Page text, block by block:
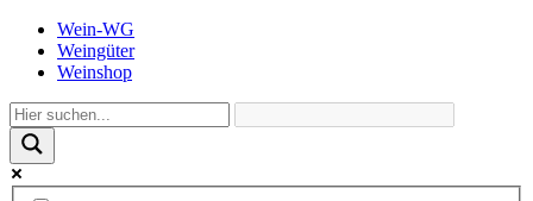
Wein-WG
Weingüter
Weinshop